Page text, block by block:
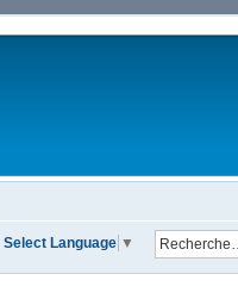
Select Language ▼